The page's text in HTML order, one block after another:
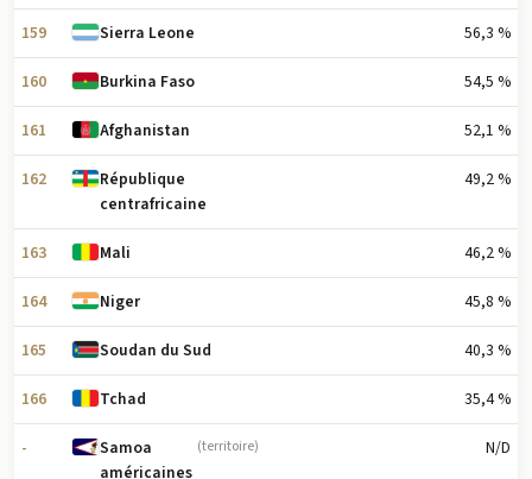
159 Sierra Leone 56,3 %
160 Burkina Faso 54,5 %
161 Afghanistan 52,1 %
162
République
centrafricaine
49,2 %
163 Mali 46,2 %
164 Niger 45,8 %
165 Soudan du Sud 40,3 %
166 Tchad 35,4 %
-
Samoa
américaines
(territoire) N/D